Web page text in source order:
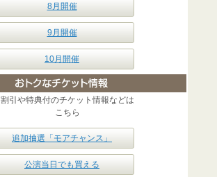
8月開催
9月開催
10月開催
割引や特典付のチケット情報などは
こちら
追加抽選「モアチャンス」
公演当日でも買える